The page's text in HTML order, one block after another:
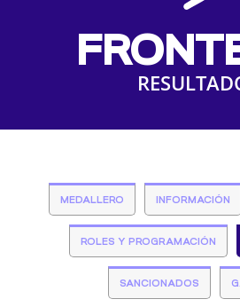
MEDALLERO INFORMACIÓN
ROLES Y PROGRAMACIÓN
SANCIONADOS